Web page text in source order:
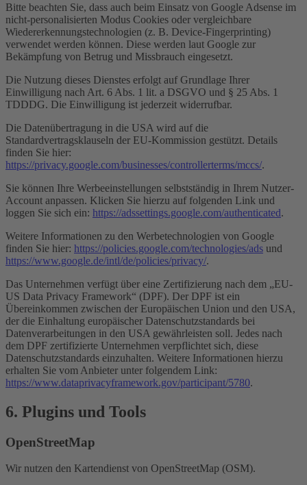
Bitte beachten Sie, dass auch beim Einsatz von Google Adsense im
nicht-personalisierten Modus Cookies oder vergleichbare
Wiedererkennungstechnologien (z. B. Device-Fingerprinting)
verwendet werden können. Diese werden laut Google zur
Bekämpfung von Betrug und Missbrauch eingesetzt.
Die Nutzung dieses Dienstes erfolgt auf Grundlage Ihrer
Einwilligung nach Art. 6 Abs. 1 lit. a DSGVO und § 25 Abs. 1
TDDDG. Die Einwilligung ist jederzeit widerrufbar.
Die Datenübertragung in die USA wird auf die
Standardvertragsklauseln der EU-Kommission gestützt. Details
finden Sie hier:
https://privacy.google.com/businesses/controllerterms/mccs/.
Sie können Ihre Werbeeinstellungen selbstständig in Ihrem Nutzer-
Account anpassen. Klicken Sie hierzu auf folgenden Link und
loggen Sie sich ein: https://adssettings.google.com/authenticated.
Weitere Informationen zu den Werbetechnologien von Google
finden Sie hier: https://policies.google.com/technologies/ads und
https://www.google.de/intl/de/policies/privacy/.
Das Unternehmen verfügt über eine Zertifizierung nach dem „EU-
US Data Privacy Framework“ (DPF). Der DPF ist ein
Übereinkommen zwischen der Europäischen Union und den USA,
der die Einhaltung europäischer Datenschutzstandards bei
Datenverarbeitungen in den USA gewährleisten soll. Jedes nach
dem DPF zertifizierte Unternehmen verpflichtet sich, diese
Datenschutzstandards einzuhalten. Weitere Informationen hierzu
erhalten Sie vom Anbieter unter folgendem Link:
https://www.dataprivacyframework.gov/participant/5780.
6. Plugins und Tools
OpenStreetMap
Wir nutzen den Kartendienst von OpenStreetMap (OSM).